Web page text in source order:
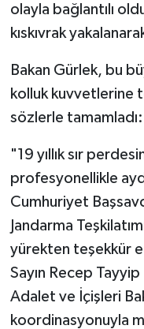
olayla bağlantılı
kıskıvrak
Bakan Gürlek, bu
kolluk kuvvetlerine
sözlerle tamamladı:
"19 yıllık sır
profesyonellikle
Cumhuriyet
Jandarma
yürekten teşekkür
Sayın Recep
Adalet ve İçişleri
koordinasyonuyla